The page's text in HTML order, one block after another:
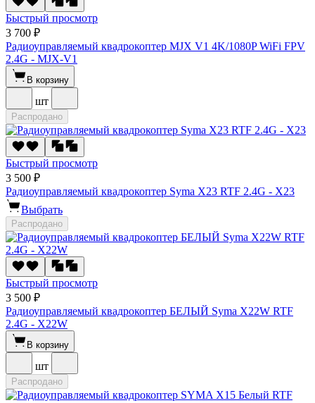
Быстрый просмотр
3 700 ₽
Радиоуправляемый квадрокоптер MJX V1 4K/1080P WiFi FPV
2.4G - MJX-V1
В корзину
шт
Распродано
Быстрый просмотр
3 500 ₽
Радиоуправляемый квадрокоптер Syma X23 RTF 2.4G - X23
Выбрать
Распродано
Быстрый просмотр
3 500 ₽
Радиоуправляемый квадрокоптер БЕЛЫЙ Syma X22W RTF
2.4G - X22W
В корзину
шт
Распродано